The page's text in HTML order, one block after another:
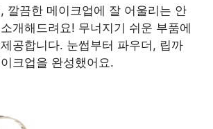
깔끔한 메이크업에 잘 어울리는 안
개해드려요! 무너지기 쉬운 부품에
공합니다. 눈썹부터 파우더, 립까
크업을 완성했어요.